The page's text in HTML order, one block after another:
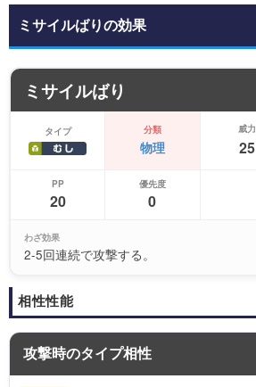
ミサイルばりの効果
ミサイルばり
タイプ 分類
物理
威力
25
PP
20
優先度
0
わざ効果
2-5回連続で攻撃する。
相性性能
攻撃時のタイプ相性